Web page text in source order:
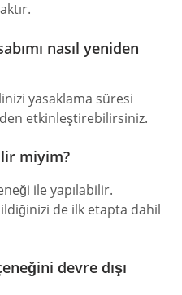
nasıl yeniden
yasaklama süresi
etkinleştirebilirsiniz.
miyim?
ile yapılabilir.
de ilk etapta dahil
devre dışı